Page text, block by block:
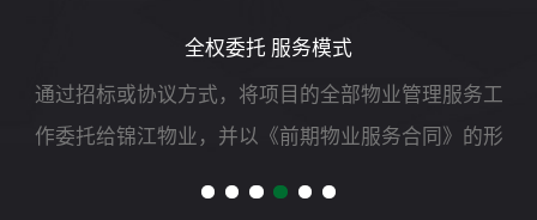
全权委托 服务模式
通过招标或协议方式，将项目的全部物业管理服务工
作委托给锦江物业，并以《前期物业服务合同》的形